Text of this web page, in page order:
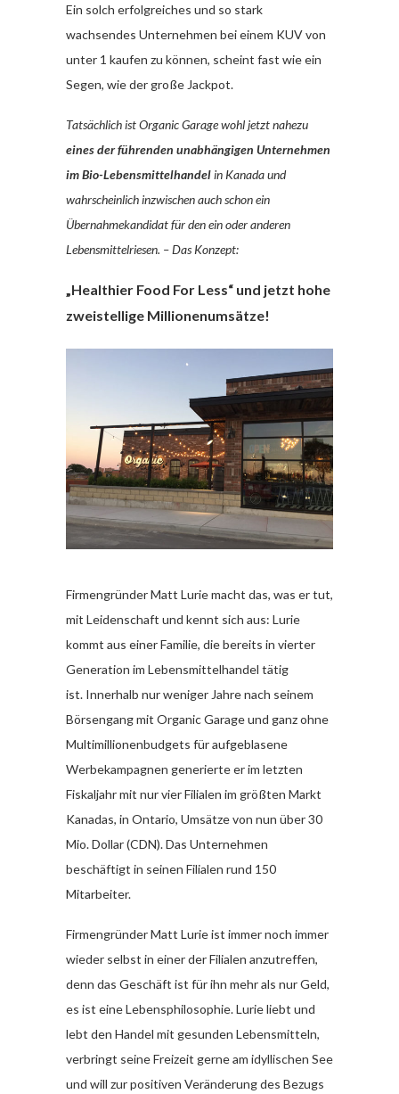
Ein solch erfolgreiches und so stark
wachsendes Unternehmen bei einem KUV von
unter 1 kaufen zu können, scheint fast wie ein
Segen, wie der große Jackpot.
Tatsächlich ist Organic Garage wohl jetzt nahezu
eines der führenden unabhängigen Unternehmen
im Bio-Lebensmittelhandelin Kanada und
wahrscheinlich inzwischen auch schon ein
Übernahmekandidat für den ein oder anderen
Lebensmittelriesen. – Das Konzept:
„Healthier Food For Less“ und jetzt hohe
zweistellige Millionenumsätze!
Firmengründer Matt Lurie macht das, was er tut,
mit Leidenschaft und kennt sich aus: Lurie
kommt aus einer Familie, die bereits in vierter
Generation im Lebensmittelhandel tätig
ist. Innerhalb nur weniger Jahre nach seinem
Börsengang mit Organic Garage und ganz ohne
Multimillionenbudgets für aufgeblasene
Werbekampagnen generierte er im letzten
Fiskaljahr mit nur vier Filialen im größten Markt
Kanadas, in Ontario, Umsätze von nun über 30
Mio. Dollar (CDN). Das Unternehmen
beschäftigt in seinen Filialen rund 150
Mitarbeiter.
Firmengründer Matt Lurie ist immer noch immer
wieder selbst in einer der Filialen anzutreffen,
denn das Geschäft ist für ihn mehr als nur Geld,
es ist eine Lebensphilosophie. Lurie liebt und
lebt den Handel mit gesunden Lebensmitteln,
verbringt seine Freizeit gerne am idyllischen See
und will zur positiven Veränderung des Bezugs